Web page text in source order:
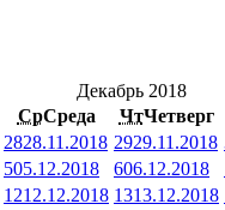
Декабрь 2018
СрСреда ЧтЧетверг
2828.11.2018 2929.11.2018
505.12.2018 606.12.2018
1212.12.2018 1313.12.2018